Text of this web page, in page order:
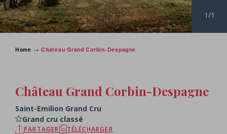
Home →Château Grand Corbin-Despagne
1/1
Château Grand Corbin-Despagne
Saint-Emilion Grand Cru
Grand cru classé
PARTAGER TÉLÉCHARGER